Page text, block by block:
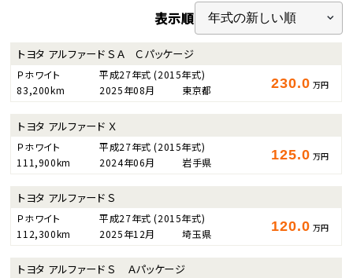
表示順
トヨタ アルファード ＳＡ Ｃパッケージ
Ｐホワイト 平成27年式(2015年式)
83,200km
2025年08月 東京都 230.0 万円
トヨタ アルファード Ｘ
Ｐホワイト 平成27年式(2015年式)
111,900km
2024年06月 岩手県 125.0 万円
トヨタ アルファード Ｓ
Ｐホワイト 平成27年式(2015年式)
112,300km
2025年12月 埼玉県 120.0 万円
トヨタ アルファード Ｓ Ａパッケージ